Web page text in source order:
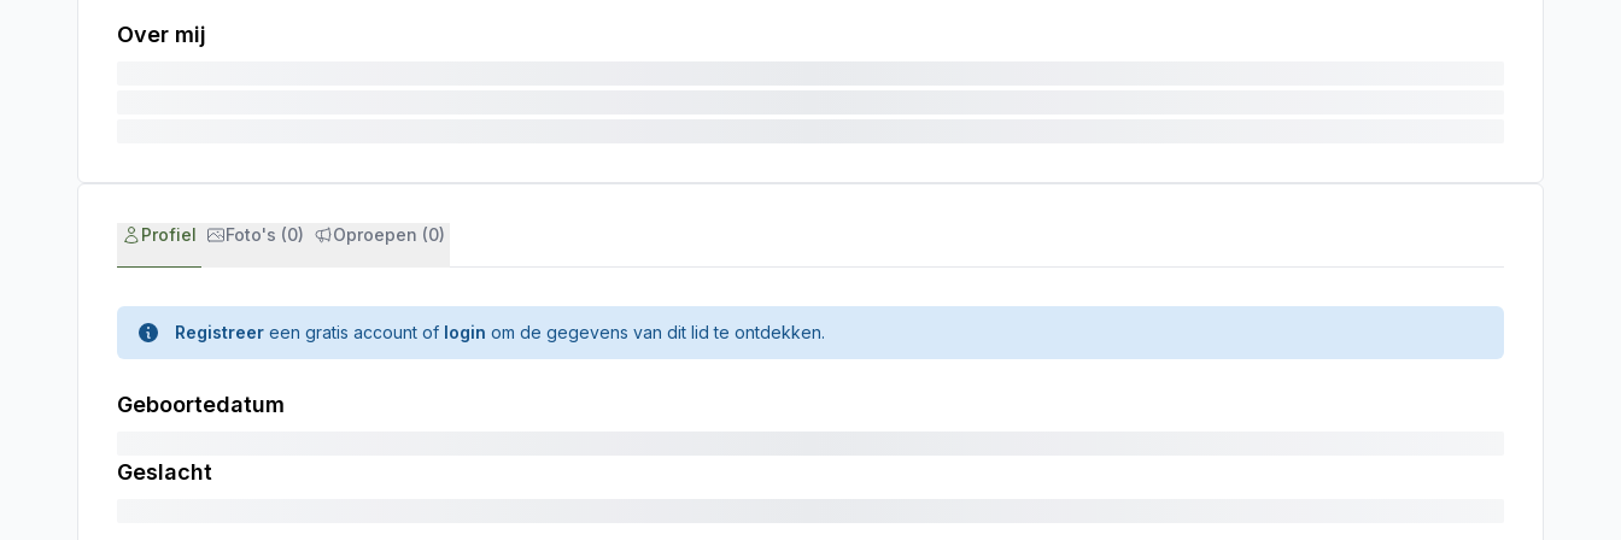
Over mij
Profiel Foto's (0) Oproepen (0)
Registreer een gratis account of login om de gegevens van dit lid te ontdekken.
Geboortedatum
Geslacht